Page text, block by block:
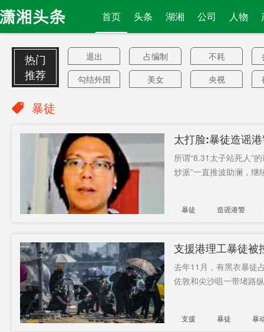
首页 头条 湖湘 公司 人物
热门
推荐
退出 占编制 不耗
勾结外国
美女 央视
合作
武陵大桥
州
Triller
坠湖案
印控克什
亚太经合
望之生畏
排片费
城际列车
冈萨雷斯
联姻
中国新冠
疫苗
电子发票
李湘直播
治愈
邸慧清
本月30日
起
导弹驱逐
湘消费电
子券
贫困户受
益
暴徒
太打脸:暴徒造谣
所谓“8.31太子站死人”
炒派”一直推波助澜，继
暴徒 造谣港警
支援港理工暴徒被
去年11月，有黑衣暴徒
佐敦和尖沙咀一带堵路
支援 暴徒 暴